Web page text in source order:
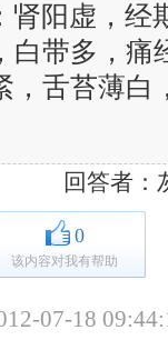
阳虚，经
白带多，痛
，舌苔薄白
回答者：
0
该内容对我有帮助
07-18